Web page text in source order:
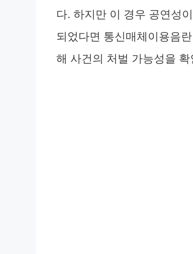
다. 하지만 이 경우 공연성
되었다면 통신매체이용음
해 사건의 처벌 가능성을